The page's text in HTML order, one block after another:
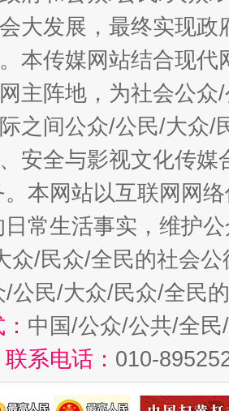
大发展，最终实现
本传媒网站结合现
主阵地，为社会公
之间公众/公民/大众/
安全与影视文化传
本网站以互联网网
日常生活事实，维护
众/民众/全民的社会公
/公民/大众/民众/全民
中国/公众/公共/全
系电话： 010-